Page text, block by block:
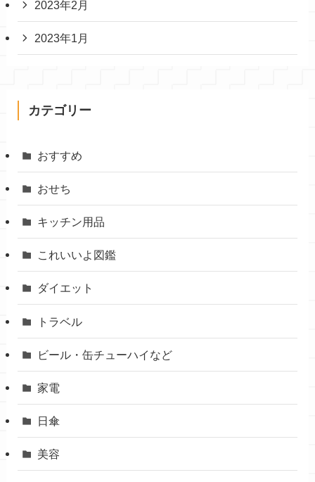
2023年2月
2023年1月
カテゴリー
おすすめ
おせち
キッチン用品
これいいよ図鑑
ダイエット
トラベル
ビール・缶チューハイなど
家電
日傘
美容